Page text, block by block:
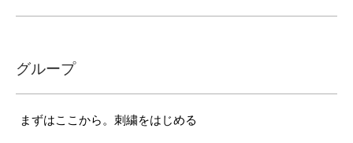
グループ
まずはここから。刺繍をはじめる